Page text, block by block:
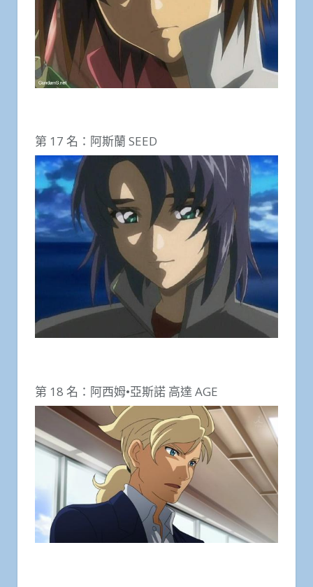
第 17 名：阿斯蘭 SEED
第 18 名：阿西姆•亞斯諾 高達 AGE